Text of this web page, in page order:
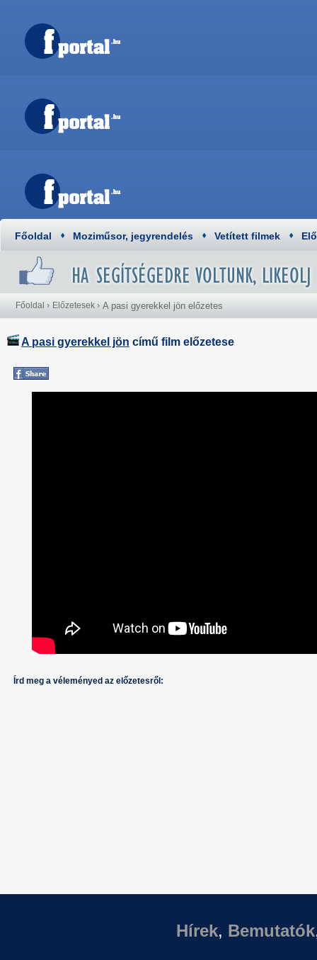
Főoldal Moziműsor, jegyrendelés Vetített filmek
Főoldal › Előzetesek › A pasi gyerekkel jön előzetes
A pasi gyerekkel jön című film előzetese
Írd meg a véleményed az előzetesről:
Hírek, Bemutatók